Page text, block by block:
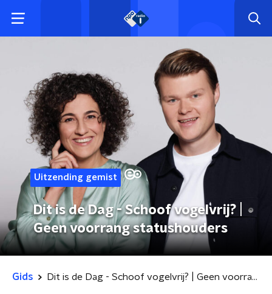
Uitzending gemist
Dit is de Dag - Schoof vogelvrij? |
Geen voorrang statushouders
Gids Dit is de Dag - Schoof vogelvrij? | Geen voorrang statushouders